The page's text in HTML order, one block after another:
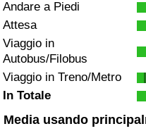
Andare a Piedi
Attesa
Viaggio in
Autobus/Filobus
Viaggio in Treno/Metro
In Totale
Media usando